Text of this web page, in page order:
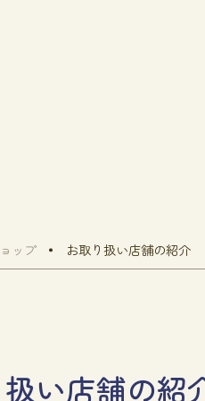
ップ お取り扱い店舗の紹介
い店舗の紹